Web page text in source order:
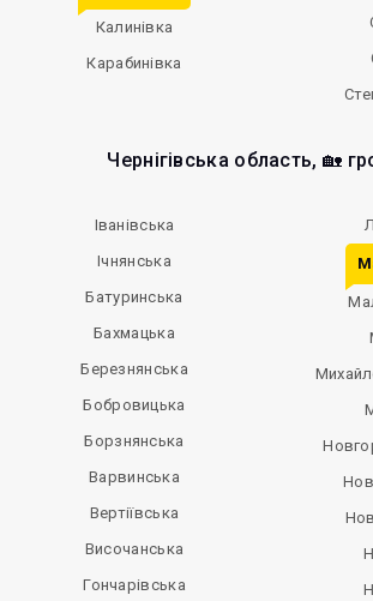
Калинівка
Карабинівка
Чернігівська область, 🏡
Іванівська
Ічнянська
Батуринська
Бахмацька
Березнянська
Бобровицька
Борзнянська
Варвинська
Вертіївська
Височанська
Гончарівська